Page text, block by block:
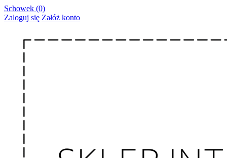
Schowek (0)
Zaloguj się Załóż konto